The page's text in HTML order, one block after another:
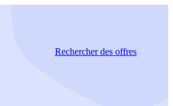
Rechercherdes offres